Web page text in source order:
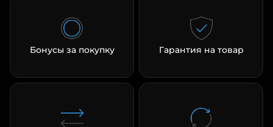
Бонусы за покупку Гарантия на товар